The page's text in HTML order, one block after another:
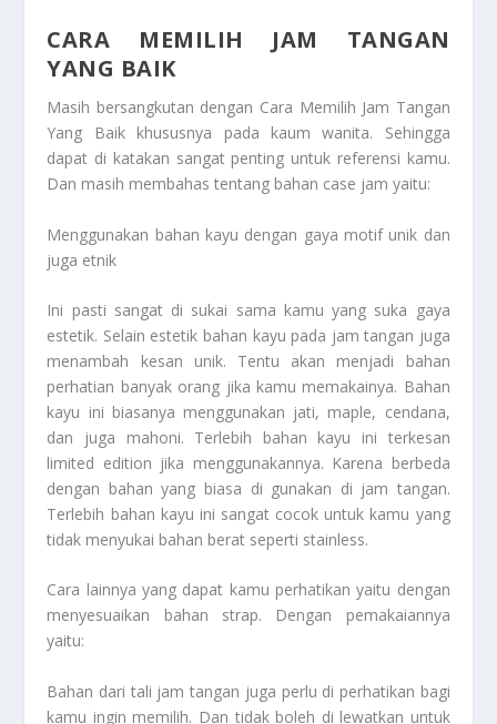
CARA MEMILIH JAM TANGAN
YANG BAIK
Masih bersangkutan dengan Cara Memilih Jam Tangan
Yang Baikkhususnya pada kaum wanita. Sehingga
dapat di katakan sangat penting untuk referensi kamu.
Dan masih membahas tentang bahan case jam yaitu:
Menggunakan bahan kayu dengan gaya motif unik dan
juga etnik
Ini pasti sangat di sukai sama kamu yang suka gaya
estetik. Selain estetik bahan kayu pada jam tangan juga
menambah kesan unik. Tentu akan menjadi bahan
perhatian banyak orang jika kamu memakainya. Bahan
kayu ini biasanya menggunakan jati, maple, cendana,
dan juga mahoni. Terlebih bahan kayu ini terkesan
limited edition jika menggunakannya. Karena berbeda
dengan bahan yang biasa di gunakan di jam tangan.
Terlebih bahan kayu ini sangat cocok untuk kamu yang
tidak menyukai bahan berat seperti stainless.
Cara lainnya yang dapat kamu perhatikan yaitu dengan
menyesuaikan bahan strap. Dengan pemakaiannya
yaitu:
Bahan dari tali jam tangan juga perlu di perhatikan bagi
kamu ingin memilih. Dan tidak boleh di lewatkan untuk